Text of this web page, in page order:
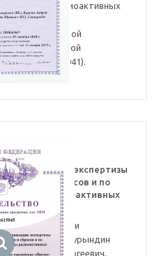
радиоактивных
государственной
государственной
№ 2019611041).
организации экспертизы
и сбросов и по
сбросы радиоактивных
регистрации
Авторы: Курындин
Альберт Сергеевич,